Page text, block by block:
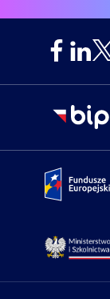
Portal
Strona